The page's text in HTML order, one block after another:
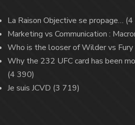
La Raison Objective se propage…
Marketing vs Communication :
Who is the looser of Wilder vs Fury
Why the 232 UFC card has been
(4 390)
Je suis JCVD (3 719)